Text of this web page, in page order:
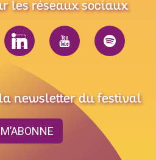
les réseaux sociaux
newsletter du festival